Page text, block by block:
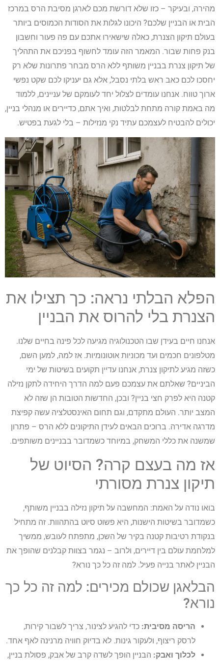
מהירה, ובעיקר – כזו שלא דורשת מכם לארגן מסיבת הרס במרכז
הבית או הבניין שלכם? היכונו לגלות את הסודות הכמוסים ביותר
בעולם תיקון הצנרת, כאלה שישאירו אתכם עם פה פעור וחשבון
בנק פחות שבור. המאמר הזה עומד לחשוף בפניכם את התהליך
של תיקון צנרת בבניין משותף ללא הרס מבחר פתרונות שלא רק
יחסכו לכם כאב ראש בלתי נסבל, אלא גם יעניקו לכם שקט נפשי
ארוך טווח. אנחנו עומדים לצלול יחד לעומקם של עניינים, ללמוד
מה באמת קורה מתחת לבלטות, ואיך אתם, כדיירים או מנהלי בניין,
יכולים להבטיח לעצמכם עתיד נקי מנזילות – בלי לגעת בפטיש.
הפלא הבלתי נראה: כך תצילו את
הצנרת בלי להרוס את הבניין
אנחנו חיים בעידן שבו הטכנולוגיה מגיעה לכל פינה בחיים שלנו.
מטלפונים חכמים ועד מכוניות אוטונומיות. אז למה, למען השם,
כשזה מגיע לתיקון צנרת, אנחנו עדיין תקועים בשיטות של ימי
הביניים? שאלתם את עצמכם פעם למה הדרך היחידה לתקן נזילה
קטנה היא לפרק חצי בניין? ובכן, החדשות הטובות הן שזה לא
המצב יותר. העולם מתקדם, וגם תחום האינסטלציה עשה קפיצת
מדרגה אדירה. ברוכים הבאים לעידן התיקונים ללא הרס – פתרון
שמשנה את כללי המשחק, במיוחד כשמדובר בבניינים משותפים.
אז מה בעצם קרה? הסיוט של
תיקון צנרת מסורתי
בואו נודה על האמת: המחשבה על תיקון נזילה בבניין משותף,
כשמדובר בשיטות הישנות, היא פשוט סיוט בהתהוות. זה מתחיל
בנקודת רטיבות קטנה בקיר של השכן, מתפתח לעובש, ממשיך
למלחמת עולם בין דיירים, ולרוב – נגמר בצוות קבלנים שהופך את
הבניין לאתר בנייה פעיל. למה זה כל כך נורא?
הבלאגן שכולם מכירים: למה זה כל כך
נורא?
הריסה מסיבית: כדי להגיע לצינור, צריך לשבור קירות,
לרסק ריצוף, ולעקור גינות. לא בדיוק חוויה מרנינה לאף אחד.
לכלוך ואבק: הבניין הופך לשדה קרב של אבק, פסולת בניין,